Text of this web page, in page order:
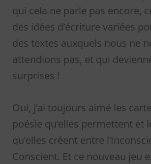
qui cela ne parle pas encore,
des idées d’écriture variées
des textes auxquels nous ne
attendions pas, et qui
surprises !
Oui, j’ai toujours aimé les
poésie qu’elles permettent et
qu’elles créent entre
Conscient. Et ce nouveau jeu